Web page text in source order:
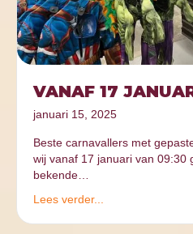
VANAF 17
januari 15, 2025
Beste carnavallers met
wij vanaf 17 januari van 09:30
bekende…
Lees verder...